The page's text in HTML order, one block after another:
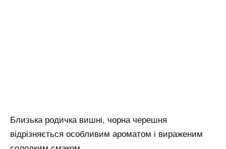
Близька родичка вишні, чорна черешня
відрізняється особливим ароматом і вираженим